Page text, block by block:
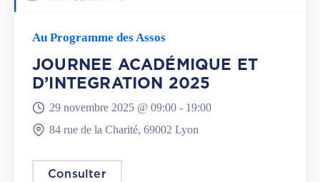
Au Programme des Assos
JOURNEE ACADÉMIQUE ET
D’INTEGRATION 2025
29 novembre 2025 @ 09:00 - 19:00
84 rue de la Charité, 69002 Lyon
Consulter